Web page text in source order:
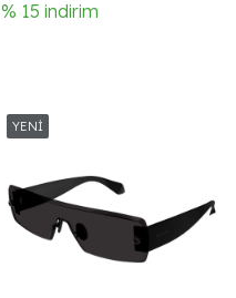
% 15 indirim